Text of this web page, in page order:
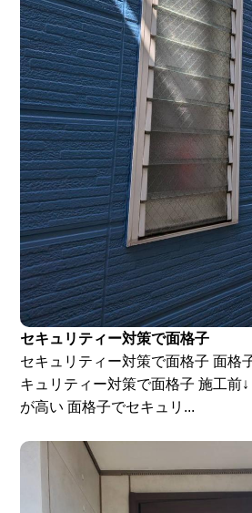
セキュリティー対策で面格子
セキュリティー対策で面格子 面格
キュリティー対策で面格子 施工前
が高い 面格子でセキュリ...